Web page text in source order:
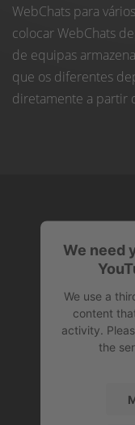
WebChats para
colocar WebChats
de equipas
que os diferentes
diretamente a partir
We need
We use a
content
activity.
the